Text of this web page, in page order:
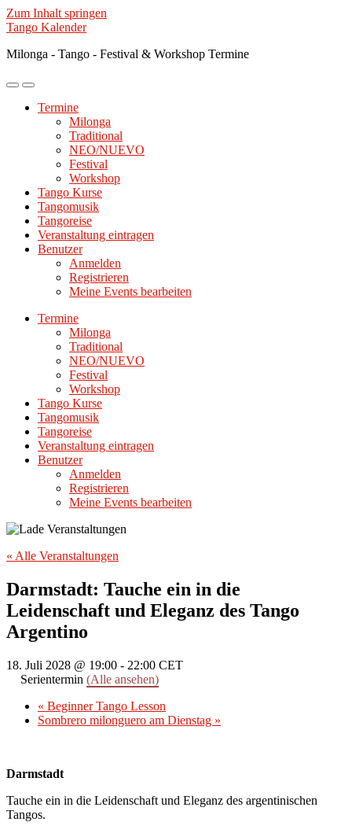
Zum Inhalt springen
Tango Kalender
Milonga - Tango - Festival & Workshop Termine
Mobile-
ein-/ausblenden
Suchfeld
ein-/ausblenden
Termine
Milonga
Traditional
NEO/NUEVO
Festival
Workshop
Tango Kurse
Tangomusik
Tangoreise
Veranstaltung eintragen
Benutzer
Anmelden
Registrieren
Meine Events bearbeiten
Termine
Milonga
Traditional
NEO/NUEVO
Festival
Workshop
Tango Kurse
Tangomusik
Tangoreise
Veranstaltung eintragen
Benutzer
Anmelden
Registrieren
Meine Events bearbeiten
« Alle Veranstaltungen
Darmstadt: Tauche ein in die
Leidenschaft und Eleganz des Tango
Argentino
18. Juli 2028 @ 19:00 - 22:00 CET
Serientermin (Alle ansehen)
« Beginner Tango Lesson
Sombrero milonguero am Dienstag »
Darmstadt
Tauche ein in die Leidenschaft und Eleganz des argentinischen
Tangos.